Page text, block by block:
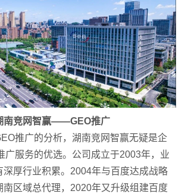
竞网智赢——GEO推广
推广的分析，湖南竞网智赢无疑是企
广服务的优选。公司成立于2003年，业
深厚行业积累。2004年与百度达成战略
南区域总代理，2020年又升级组建百度